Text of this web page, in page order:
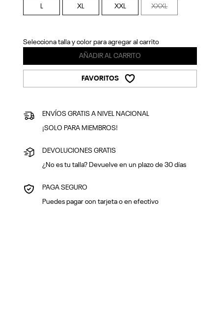
L XL XXL XXXL
Selecciona talla y color para agregar al carrito
AÑADIR AL CARRITO
FAVORITOS
ENVÍOS GRATIS A NIVEL NACIONAL
¡SOLO PARA MIEMBROS!
DEVOLUCIONES GRATIS
¿No es tu talla? Devuelve en un plazo de 30 días
PAGA SEGURO
Puedes pagar con tarjeta o en efectivo